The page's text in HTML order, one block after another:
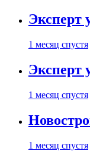
Эксперт
1 месяц спустя
Эксперт
1 месяц спустя
1 месяц спустя